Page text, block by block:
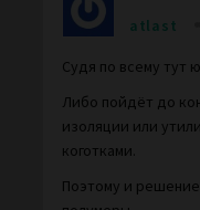
atlast
Судя по всему тут
Либо пойдёт до
изоляции или
коготками.
Поэтому и